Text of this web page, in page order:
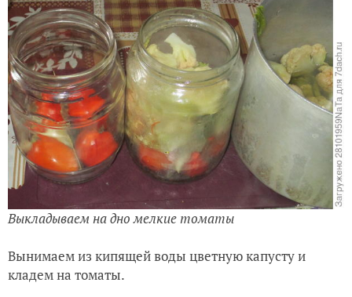
Выкладываем на дно мелкие томаты
Вынимаем из кипящей воды цветную капусту и
кладем на томаты.